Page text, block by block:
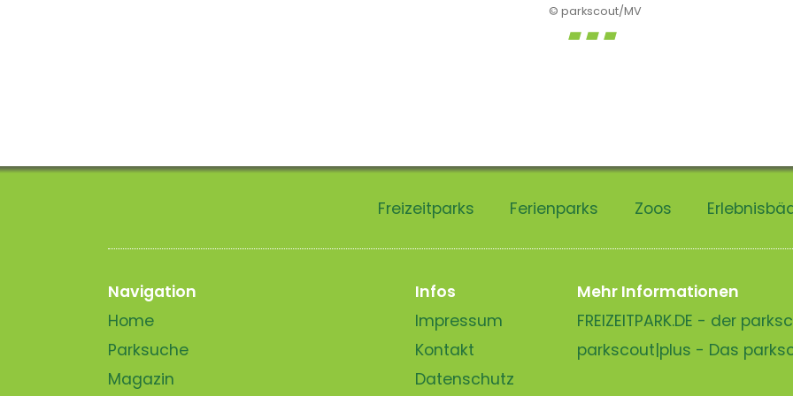
© parkscout/MV
Freizeitparks Ferienparks Zoos
Navigation
Home
Parksuche
Magazin
Infos
Impressum
Kontakt
Datenschutz
Mehr Informationen
FREIZEITPARK.DE - der
parkscout|plus - Das